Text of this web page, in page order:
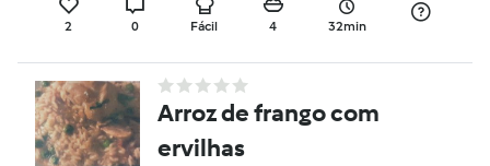
2 0 Fácil 4 32min
Arroz de frango com
ervilhas